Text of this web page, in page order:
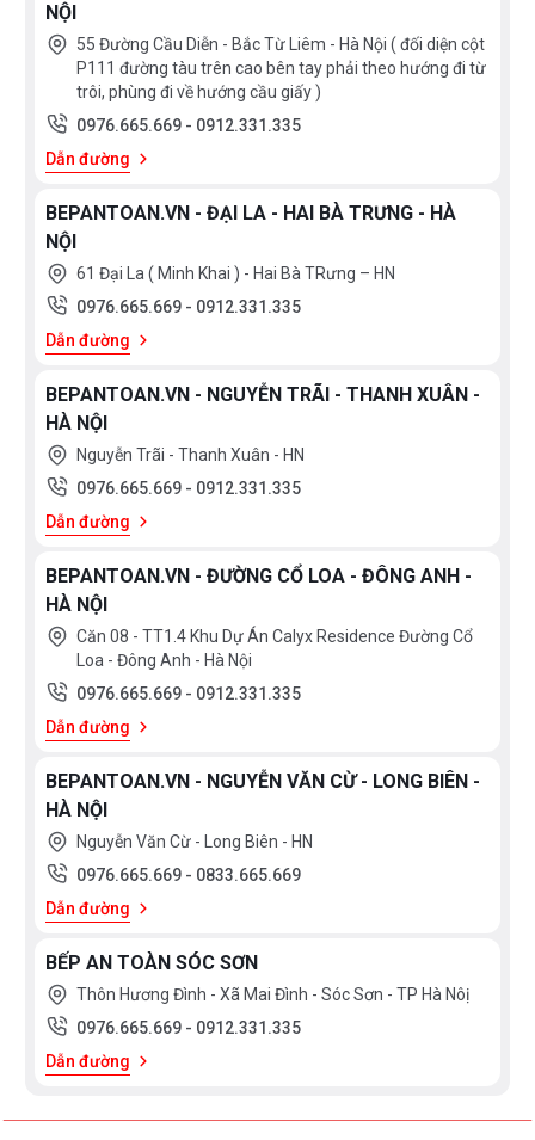
Máy rửa bát BoschSMS2IVW01P
Đặc điểm của máy rửa bát
BoschSMS2IVW01P
Máy rửa bát Bosch
lập, thuận tiện lắp đặt trong nhiều căn bếp. Phần nắp
có thể tháo rời để lắp dạng âm tủ.
Vỏ máy được làm bằng thép không gỉ cao cấp, dày
dặn và bền bỉ. Chất liệu dễ vệ sinh và không bám vân
đèn led dễ thao tác ngay mặt trước của máy.
Công suất rửa 12 bộ bát đĩa châu Âu phù hợp nhu cầu
sử dụng phổ biến của gia đình Việt.
NỘI
55 Đường Cầu Diễn - Bắc Từ Liêm - Hà Nội ( đối diện cột
P111 đường tàu trên cao bên tay phải theo hướng đi từ
trôi, phùng đi về hướng cầu giấy )
0976.665.669 - 0912.331.335
Dẫn đường
BEPANTOAN.VN - ĐẠI LA - HAI BÀ TRƯNG - HÀ
NỘI
61 Đại La ( Minh Khai ) - Hai Bà TRưng – HN
0976.665.669 - 0912.331.335
Dẫn đường
BEPANTOAN.VN - NGUYỄN TRÃI - THANH XUÂN -
HÀ NỘI
Nguyễn Trãi - Thanh Xuân - HN
0976.665.669 - 0912.331.335
Dẫn đường
BEPANTOAN.VN - ĐƯỜNG CỔ LOA - ĐÔNG ANH -
HÀ NỘI
Căn 08 - TT1.4 Khu Dự Án Calyx Residence Đường Cổ
Loa - Đông Anh - Hà Nội
0976.665.669 - 0912.331.335
Dẫn đường
BEPANTOAN.VN - NGUYỄN VĂN CỪ - LONG BIÊN -
HÀ NỘI
Nguyễn Văn Cừ - Long Biên - HN
0976.665.669 - 0833.665.669
Dẫn đường
BẾP AN TOÀN SÓC SƠN
Thôn Hương Đình - Xã Mai Đình - Sóc Sơn - TP Hà Nôị
0976.665.669 - 0912.331.335
Dẫn đường